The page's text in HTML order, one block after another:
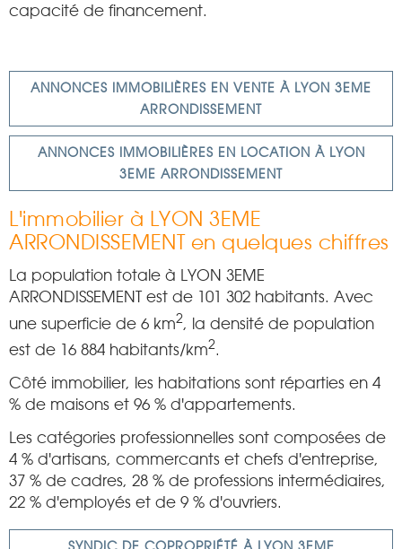
capacité de financement.
ANNONCES IMMOBILIÈRES EN VENTE À LYON 3EME
ARRONDISSEMENT
ANNONCES IMMOBILIÈRES EN LOCATION À LYON
3EME ARRONDISSEMENT
L'immobilier à LYON 3EME
ARRONDISSEMENT en quelques chiffres
La population totale à LYON 3EME
ARRONDISSEMENT est de 101 302 habitants. Avec
une superficie de 6 km2, la densité de population
est de 16 884 habitants/km2.
Côté immobilier, les habitations sont réparties en 4
% de maisons et 96 % d'appartements.
Les catégories professionnelles sont composées de
4 % d'artisans, commercants et chefs d'entreprise,
37 % de cadres, 28 % de professions intermédiaires,
22 % d'employés et de 9 % d'ouvriers.
SYNDIC DE COPROPRIÉTÉ À LYON 3EME